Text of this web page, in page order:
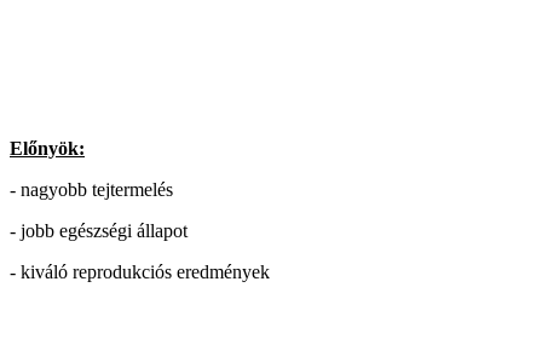
Előnyök:
- nagyobb tejtermelés
- jobb egészségi állapot
- kiváló reprodukciós eredmények